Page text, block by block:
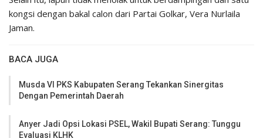
kongsi dengan bakal calon dari Partai Golkar, Vera Nurlaila
Jaman.
BACA JUGA
Musda VI PKS Kabupaten Serang Tekankan Sinergitas
Dengan Pemerintah Daerah
Anyer Jadi Opsi Lokasi PSEL, Wakil Bupati Serang: Tunggu
Evaluasi KLHK